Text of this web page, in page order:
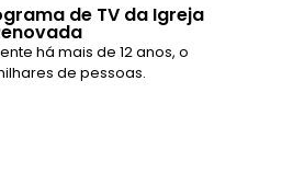
de TV da Igreja
há mais de 12 anos, o
de pessoas.